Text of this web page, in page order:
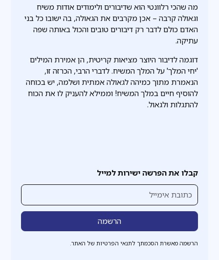
קבלו את הפרשה ישירות למייל
הרשמה מאשרת הסכמתך לתנאי הפרטיות של האתר.
מה שהכי רלוונטי הוא שדיבורים ולימודים אודות משיח
וגאולה קרבה – אכן מקרבים את הגאולה, בה ישובו כל בני
האדם כולם לדבר רק דיבורים טובים והכול באותה שפה
עתיקה.
דוגמה לדיבור היוצר מציאות קריטית, הן אמירת המילים
'יחי המלך' על המלך המשיח. לדברי הרבי, הכרזה זו,
הנאמרת מתוך כמיהה לגאולה אמתית ושלמה, יש בכוחה
להוסיף חיים במלך המשיח! וממילא להעניק לו את הכוח
להתגלות ולגאול.